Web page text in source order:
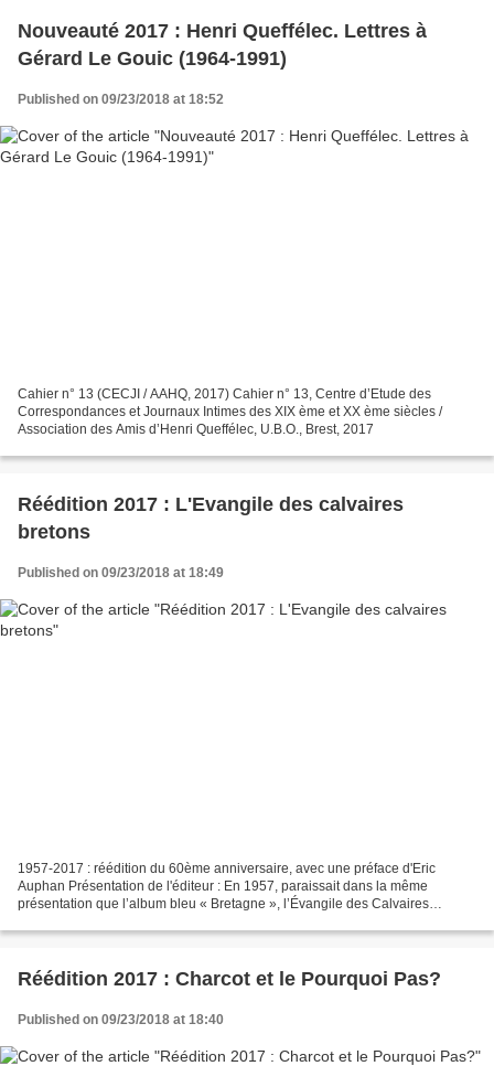
Nouveauté 2017 : Henri Queffélec. Lettres à
Gérard Le Gouic (1964-1991)
Published on 09/23/2018 at 18:52
Cahier n° 13 (CECJI / AAHQ, 2017) Cahier n° 13, Centre d’Etude des
Correspondances et Journaux Intimes des XIX ème et XX ème siècles /
Association des Amis d’Henri Queffélec, U.B.O., Brest, 2017
Réédition 2017 : L'Evangile des calvaires
bretons
Published on 09/23/2018 at 18:49
1957-2017 : réédition du 60ème anniversaire, avec une préface d'Eric
Auphan Présentation de l'éditeur : En 1957, paraissait dans la même
présentation que l’album bleu « Bretagne », l’Évangile des Calvaires
Réédition 2017 : Charcot et le Pourquoi Pas?
Published on 09/23/2018 at 18:40